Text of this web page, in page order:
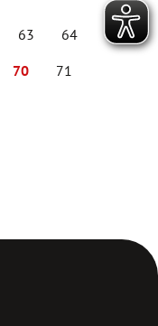
63 64
65
70 71